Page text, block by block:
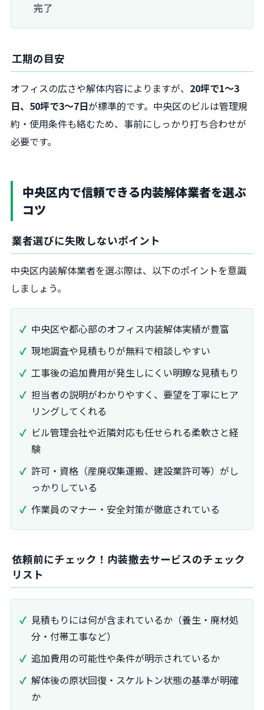
完了
工期の目安
オフィスの広さや解体内容によりますが、 20坪で1～3
日、50坪で3～7日が標準的です。中央区のビルは管理規
約・使用条件も絡むため、事前にしっかり打ち合わせが
必要です。
中央区内で信頼できる内装解体業者を選ぶ
コツ
業者選びに失敗しないポイント
中央区内装解体業者を選ぶ際は、以下のポイントを意識
しましょう。
中央区や都心部のオフィス内装解体実績が豊富
現地調査や見積もりが無料で相談しやすい
工事後の追加費用が発生しにくい明瞭な見積もり
担当者の説明がわかりやすく、要望を丁寧にヒア
リングしてくれる
ビル管理会社や近隣対応も任せられる柔軟さと経
験
許可・資格（産廃収集運搬、建設業許可等）がし
っかりしている
作業員のマナー・安全対策が徹底されている
依頼前にチェック！内装撤去サービスのチェック
リスト
見積もりには何が含まれているか（養生・廃材処
分・付帯工事など）
追加費用の可能性や条件が明示されているか
解体後の原状回復・スケルトン状態の基準が明確
か